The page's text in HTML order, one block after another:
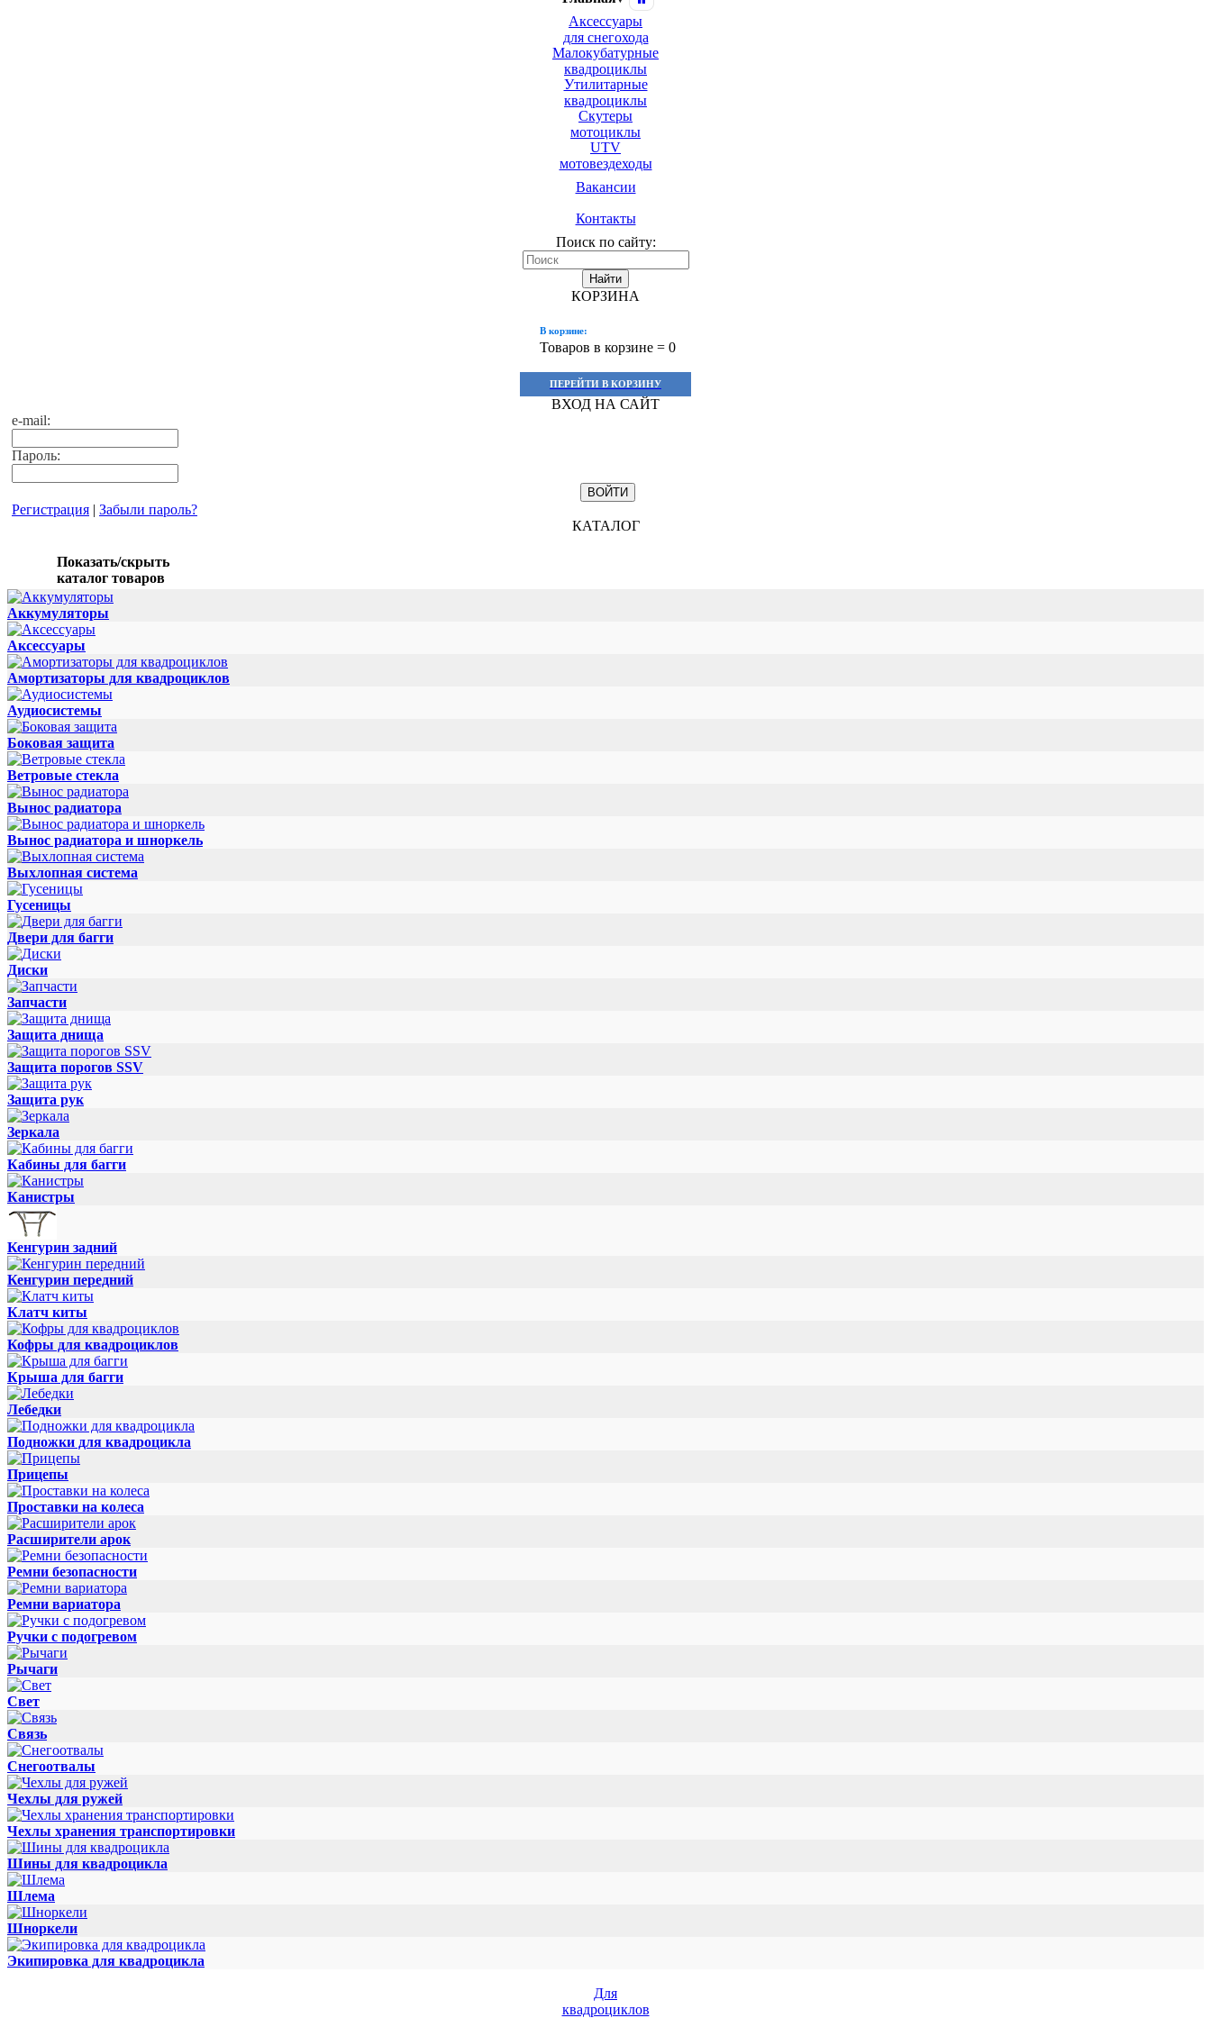
Аксессуары
для снегохода
Малокубатурные
квадроциклы
Утилитарные
квадроциклы
Скутеры
мотоциклы
UTV
мотовездеходы
Вакансии
Контакты
Поиск по сайту:
Найти
КОРЗИНА
В корзине:
Товаров в корзине = 0
ПЕРЕЙТИ В КОРЗИНУ
ВХОД НА САЙТ
e-mail:
Пароль:
Регистрация | Забыли пароль?
КАТАЛОГ
Показать/скрыть
каталог товаров
Аккумуляторы
Аксессуары
Амортизаторы для квадроциклов
Аудиосистемы
Боковая защита
Ветровые стекла
Вынос радиатора
Вынос радиатора и шноркель
Выхлопная система
Гусеницы
Двери для багги
Диски
Запчасти
Защита днища
Защита порогов SSV
Защита рук
Зеркала
Кабины для багги
Канистры
Кенгурин задний
Кенгурин передний
Клатч киты
Кофры для квадроциклов
Крыша для багги
Лебедки
Подножки для квадроцикла
Прицепы
Проставки на колеса
Расширители арок
Ремни безопасности
Ремни вариатора
Ручки с подогревом
Рычаги
Свет
Связь
Снегоотвалы
Чехлы для ружей
Чехлы хранения транспортировки
Шины для квадроцикла
Шлема
Шноркели
Экипировка для квадроцикла
Для
квадроциклов